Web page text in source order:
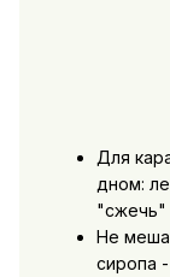
Для
дном:
"сжечь"
Не
сиропа